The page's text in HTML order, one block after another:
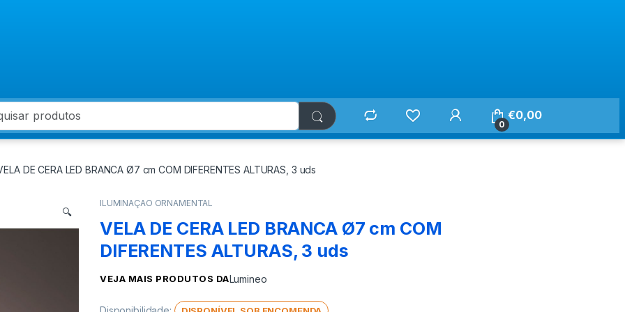
for:
0
€0,00
DE CERA LED BRANCA Ø7 cm COM DIFERENTES ALTURAS, 3 uds
🔍
ILUMINAÇAO ORNAMENTAL
VELA DE CERA LED BRANCA Ø7 cm COM
DIFERENTES ALTURAS, 3 uds
VEJA MAIS PRODUTOS DALumineo